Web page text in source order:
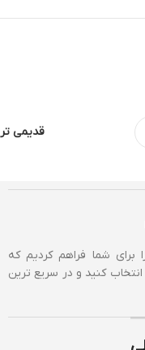
کنید و در سریع ترین